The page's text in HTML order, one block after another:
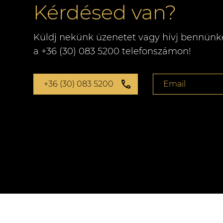
Kérdésed van?
Küldj nekünk üzenetet vagy hívj
a +36 (30) 083 5200 telefonszámon!
+36 (30) 083 5200 Email